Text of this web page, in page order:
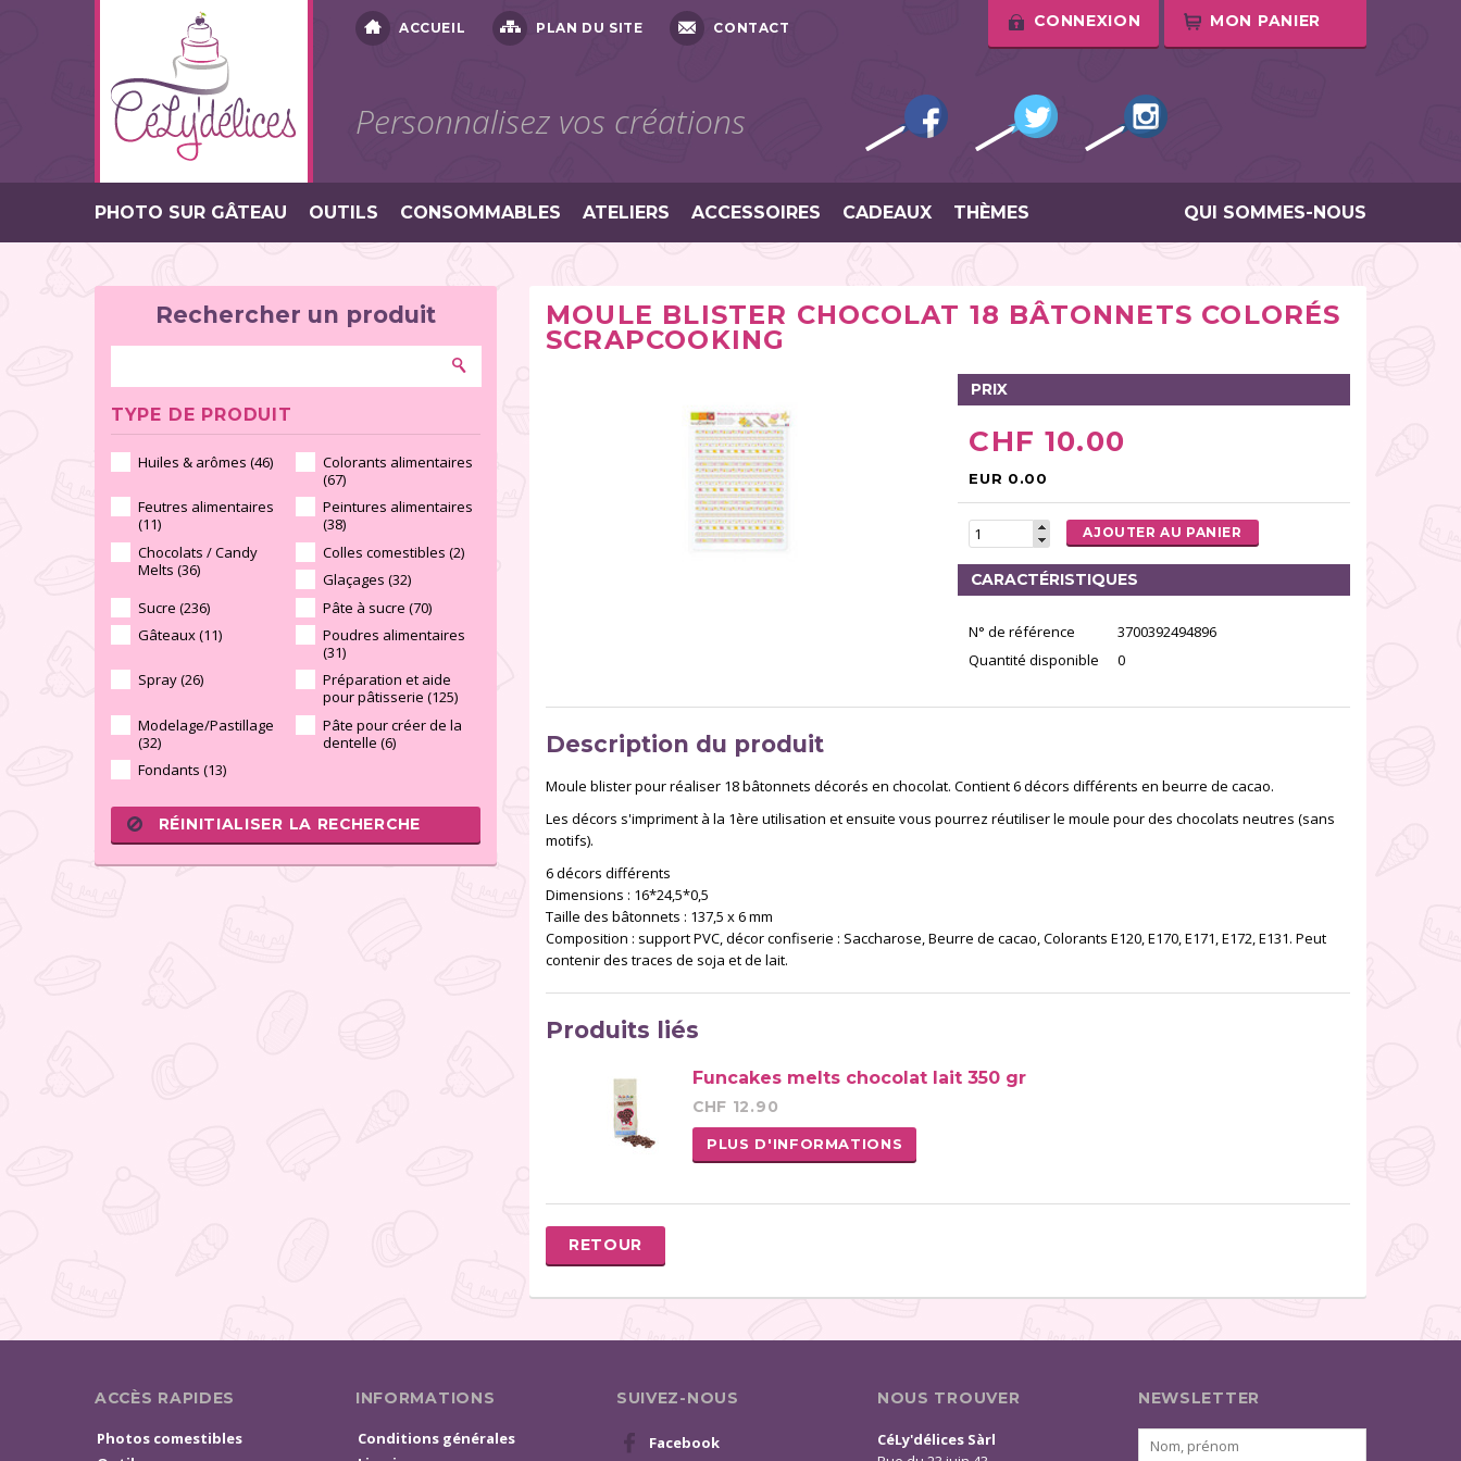
ACCUEIL PLAN DU SITE CONTACT CONNEXION MON PANIER
Personnalisez vos créations
PHOTO SUR GÂTEAU OUTILS CONSOMMABLES ATELIERS ACCESSOIRES CADEAUX THÈMES QUI SOMMES-NOUS
Rechercher un produit
TYPE DE PRODUIT
Huiles & arômes (46)
Colorants alimentaires
(67)
Feutres alimentaires
(11)
Peintures alimentaires
(38)
Chocolats / Candy
Melts (36)
Colles comestibles (2)
Glaçages (32)
Sucre (236)
Pâte à sucre (70)
Gâteaux (11)
Poudres alimentaires
(31)
Spray (26)
Préparation et aide
pour pâtisserie (125)
Modelage/Pastillage
(32)
Pâte pour créer de la
dentelle (6)
Fondants (13)
RÉINITIALISER LA RECHERCHE
MOULE BLISTER CHOCOLAT 18 BÂTONNETS COLORÉS
SCRAPCOOKING
PRIX
CHF 10.00
EUR 0.00
AJOUTER AU PANIER
CARACTÉRISTIQUES
N° de référence
3700392494896
Quantité disponible
0
Description du produit
Moule blister pour réaliser 18 bâtonnets décorés en chocolat. Contient 6 décors différents en beurre de cacao.
Les décors s'impriment à la 1ère utilisation et ensuite vous pourrez réutiliser le moule pour des chocolats neutres (sans
motifs).
6 décors différents
Dimensions : 16*24,5*0,5
Taille des bâtonnets : 137,5 x 6 mm
Composition : support PVC, décor confiserie : Saccharose, Beurre de cacao, Colorants E120, E170, E171, E172, E131. Peut
contenir des traces de soja et de lait.
Produits liés
Funcakes melts chocolat lait 350 gr
CHF 12.90
PLUS D'INFORMATIONS
RETOUR
ACCÈS RAPIDES
Photos comestibles
INFORMATIONS
Conditions générales
SUIVEZ-NOUS
Facebook
NOUS TROUVER
CéLy'délices Sàrl
NEWSLETTER